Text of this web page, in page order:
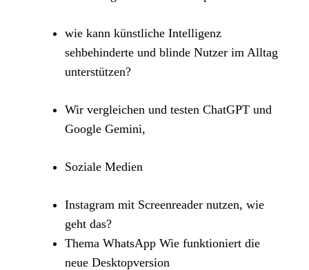
wie kann künstliche Intelligenz
sehbehinderte und blinde Nutzer im Alltag
unterstützen?
Wir vergleichen und testen ChatGPT und
Google Gemini,
Soziale Medien
Instagram mit Screenreader nutzen, wie
geht das?
Thema WhatsApp Wie funktioniert die
neue Desktopversion